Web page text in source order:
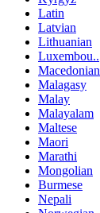
Latin
Latvian
Lithuanian
Luxembou..
Macedonian
Malagasy
Malay
Malayalam
Maltese
Maori
Marathi
Mongolian
Burmese
Nepali